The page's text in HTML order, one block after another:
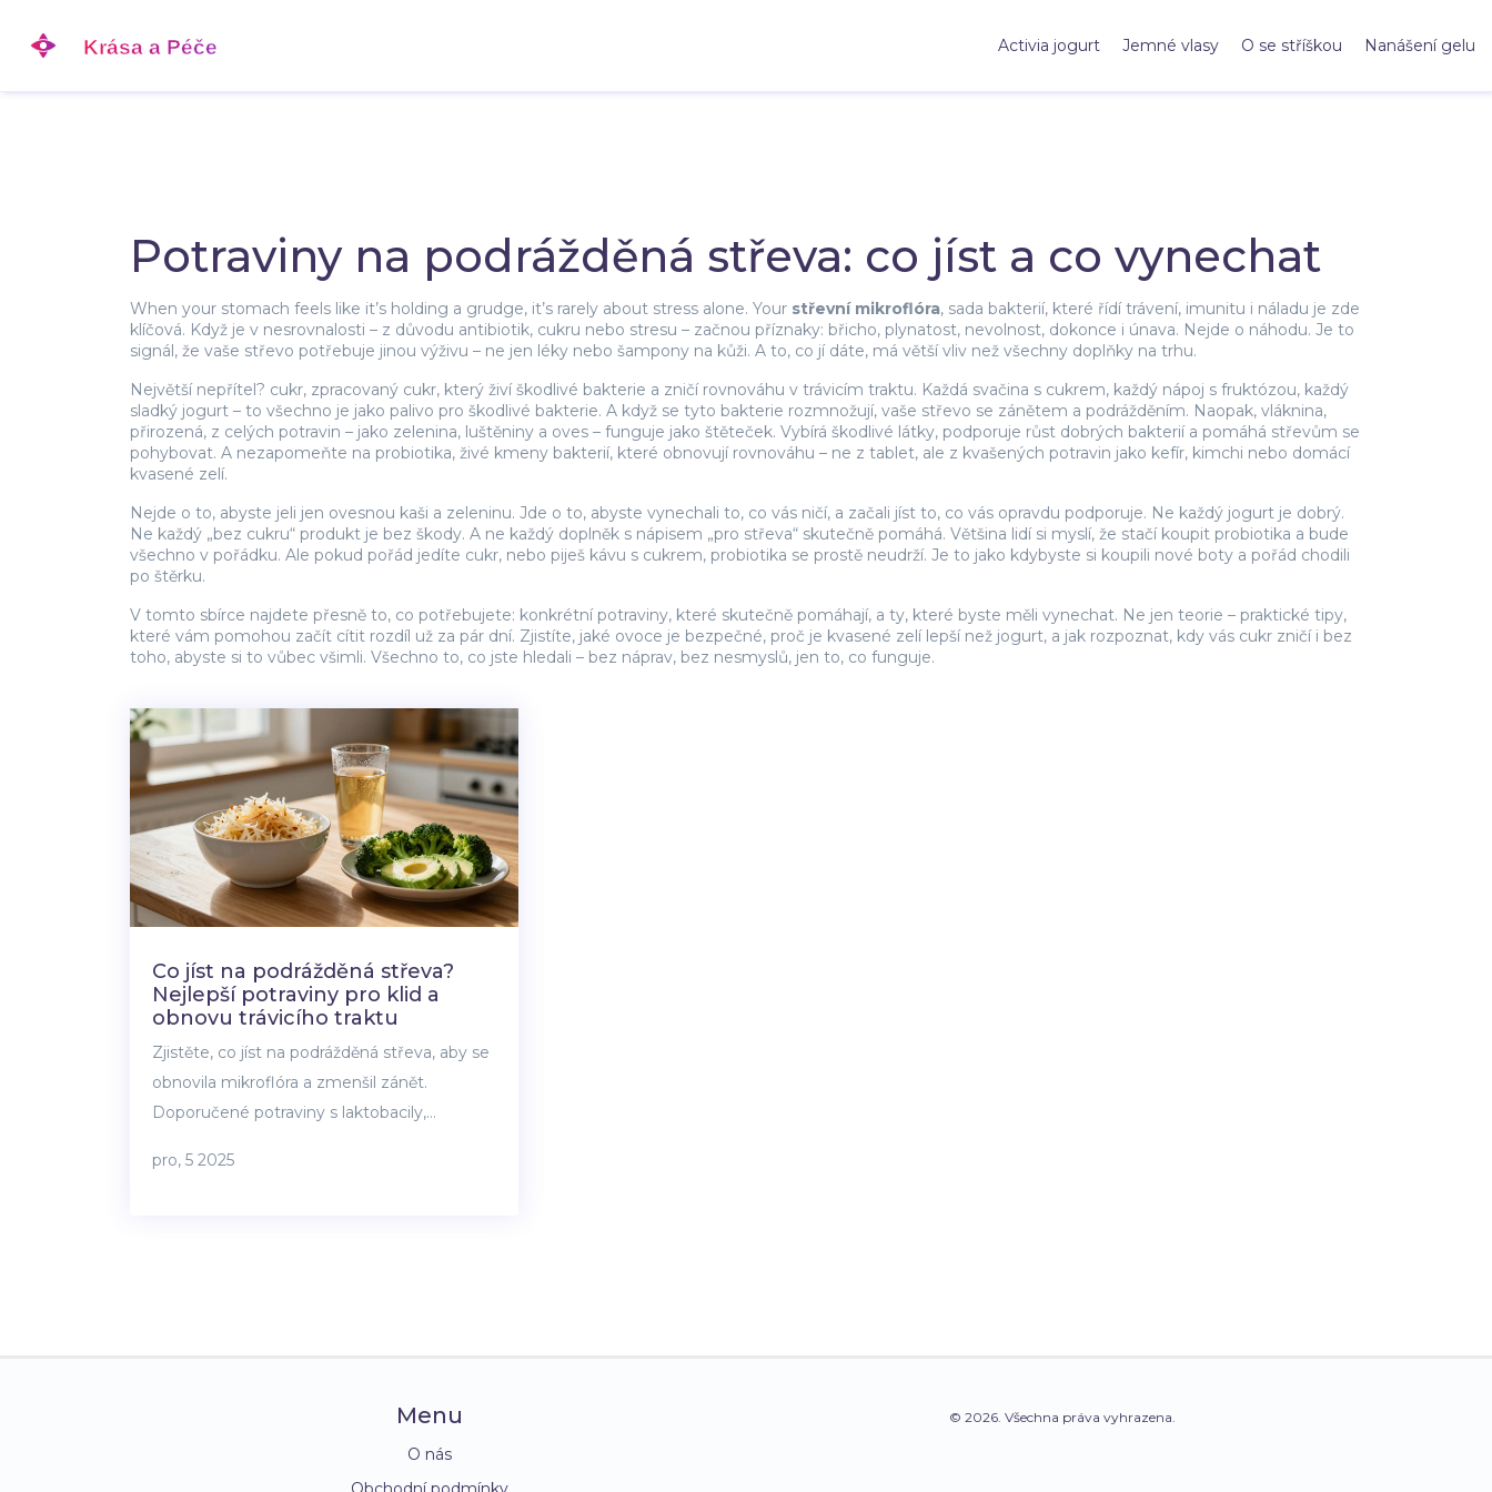
Activia jogurt Jemné vlasy O se stříškou Nanášení gelu
Potraviny na podrážděná střeva: co jíst a co vynechat
When your stomach feels like it’s holding a grudge, it’s rarely about stress alone. Your střevní mikroflóra, sada bakterií, které řídí trávení, imunitu i náladu je zde
klíčová. Když je v nesrovnalosti – z důvodu antibiotik, cukru nebo stresu – začnou příznaky: břicho, plynatost, nevolnost, dokonce i únava. Nejde o náhodu. Je to
signál, že vaše střevo potřebuje jinou výživu – ne jen léky nebo šampony na kůži. A to, co jí dáte, má větší vliv než všechny doplňky na trhu.
Největší nepřítel? cukr, zpracovaný cukr, který živí škodlivé bakterie a zničí rovnováhu v trávicím traktu. Každá svačina s cukrem, každý nápoj s fruktózou, každý
sladký jogurt – to všechno je jako palivo pro škodlivé bakterie. A když se tyto bakterie rozmnožují, vaše střevo se zánětem a podrážděním. Naopak, vláknina,
přirozená, z celých potravin – jako zelenina, luštěniny a oves – funguje jako štěteček. Vybírá škodlivé látky, podporuje růst dobrých bakterií a pomáhá střevům se
pohybovat. A nezapomeňte na probiotika, živé kmeny bakterií, které obnovují rovnováhu – ne z tablet, ale z kvašených potravin jako kefír, kimchi nebo domácí
kvasené zelí.
Nejde o to, abyste jeli jen ovesnou kaši a zeleninu. Jde o to, abyste vynechali to, co vás ničí, a začali jíst to, co vás opravdu podporuje. Ne každý jogurt je dobrý.
Ne každý „bez cukru“ produkt je bez škody. A ne každý doplněk s nápisem „pro střeva“ skutečně pomáhá. Většina lidí si myslí, že stačí koupit probiotika a bude
všechno v pořádku. Ale pokud pořád jedíte cukr, nebo piješ kávu s cukrem, probiotika se prostě neudrží. Je to jako kdybyste si koupili nové boty a pořád chodili
po štěrku.
V tomto sbírce najdete přesně to, co potřebujete: konkrétní potraviny, které skutečně pomáhají, a ty, které byste měli vynechat. Ne jen teorie – praktické tipy,
které vám pomohou začít cítit rozdíl už za pár dní. Zjistíte, jaké ovoce je bezpečné, proč je kvasené zelí lepší než jogurt, a jak rozpoznat, kdy vás cukr zničí i bez
toho, abyste si to vůbec všimli. Všechno to, co jste hledali – bez náprav, bez nesmyslů, jen to, co funguje.
Co jíst na podrážděná střeva?
Nejlepší potraviny pro klid a
obnovu trávicího traktu
Zjistěte, co jíst na podrážděná střeva, aby se
obnovila mikroflóra a zmenšil zánět.
Doporučené potraviny s laktobacily,
trávicího traktu.
pro, 5 2025
Menu
O nás
© 2026. Všechna práva vyhrazena.